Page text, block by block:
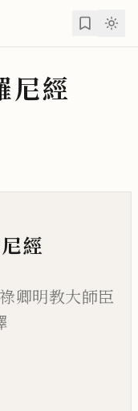
尼經
經
卿明教大師臣